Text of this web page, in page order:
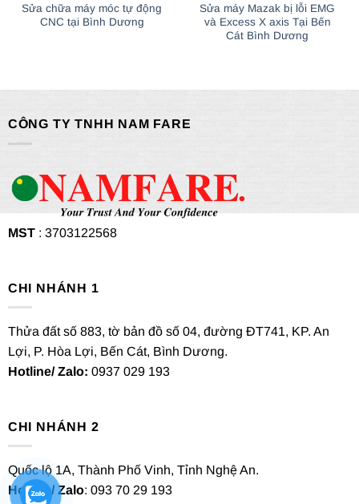
Sửa chữa máy móc tự động
CNC tại Bình Dương
Sửa máy Mazak bị lỗi EMG
và Excess X axis Tại Bến
Cát Bình Dương
CÔNG TY TNHH NAM FARE
MST: 3703122568
CHI NHÁNH 1
Thửa đất số 883, tờ bản đồ số 04, đường ĐT741, KP. An
Lợi, P. Hòa Lợi, Bến Cát, Bình Dương.
Hotline/ Zalo: 0937 029 193
CHI NHÁNH 2
Quốc lộ 1A, Thành Phố Vinh, Tỉnh Nghệ An.
Hotline/ Zalo: 093 70 29 193